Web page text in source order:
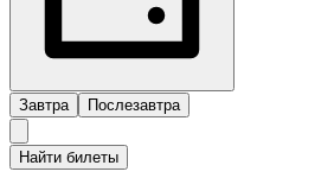
Завтра Послезавтра
Найти билеты